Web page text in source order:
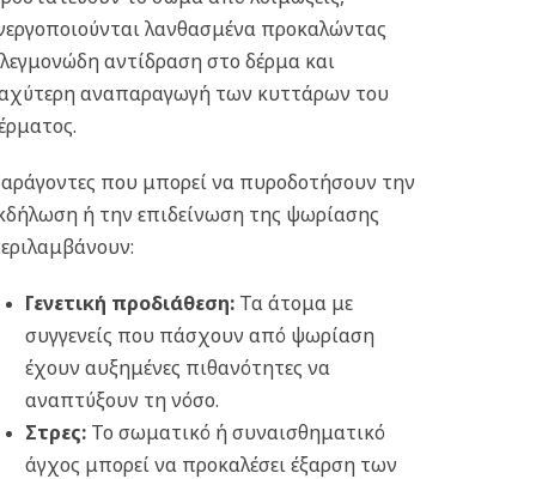
λανθασμένα προκαλώντας
αντίδραση στο δέρμα και
αναπαραγωγή των κυττάρων του
που μπορεί να πυροδοτήσουν την
ή την επιδείνωση της ψωρίασης
Γενετική προδιάθεση:Τα άτομα με
συγγενείς που πάσχουν από ψωρίαση
έχουν αυξημένες πιθανότητες να
αναπτύξουν τη νόσο.
Στρες:Το σωματικό ή συναισθηματικό
άγχος μπορεί να προκαλέσει έξαρση των